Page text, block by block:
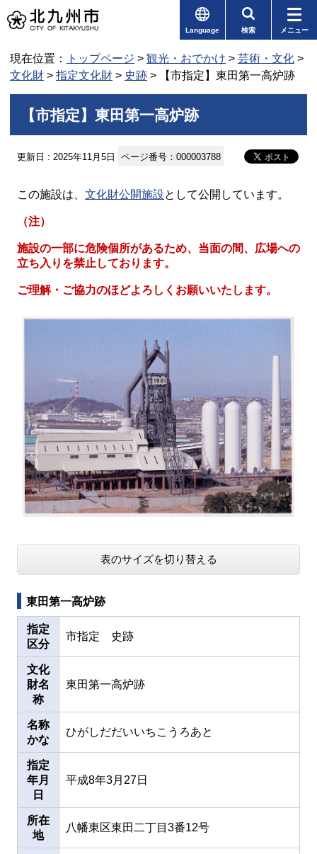
Language 検索 メニュー
現在位置： トップページ > 観光・おでかけ > 芸術・文化 >
文化財 > 指定文化財 > 史跡 > 【市指定】東田第一高炉跡
【市指定】東田第一高炉跡
更新日 : 2025年11月5日 ページ番号：000003788
この施設は、 文化財公開施設として公開しています。
（注）
施設の一部に危険個所があるため、当面の間、広場への
立ち入りを禁止しております。
ご理解・ご協力のほどよろしくお願いいたします。
表のサイズを切り替える
東田第一高炉跡
指定
区分
市指定 史跡
文化
財名
称
東田第一高炉跡
名称
かな
ひがしだだいいちこうろあと
指定
年月
日
平成8年3月27日
所在
地
八幡東区東田二丁目3番12号